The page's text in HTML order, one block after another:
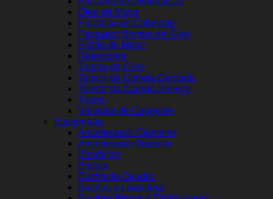
Óleo de Motor
Parafuso de Cabeçote
Pescador Bomba de Óleo
Pistão do Motor
Retentores
Tampa do Óleo
Tensor da Correia Dentada
Tensor da Correia Serviço
Tucho
Válvulas de Cabeçote
Suspensão
Amortecedor Dianteiro
Amortecedor Traseiro
Bandejas
Bieleta
Bucha do Quadro
Buchas da Bandeja